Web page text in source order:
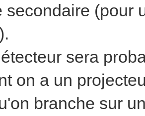
secondaire (pour
sera
on a un
branche sur